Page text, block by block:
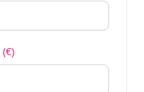
(€)